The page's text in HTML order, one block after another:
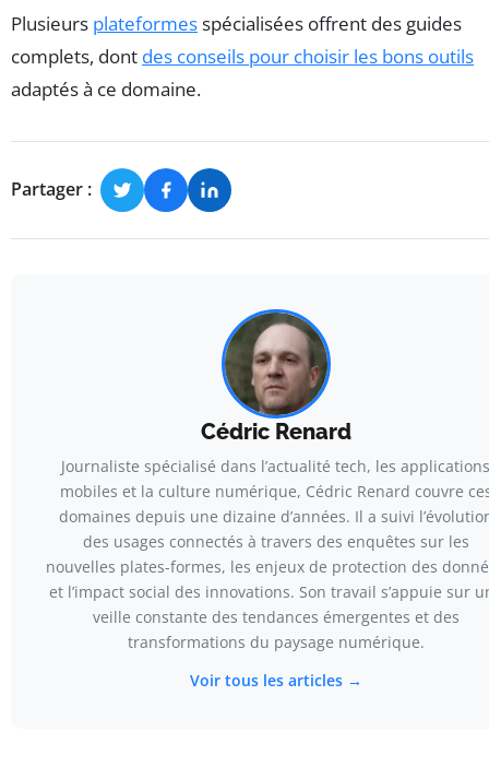
Plusieurs plateformesspécialisées offrent des guides
complets, dont des conseils pour choisir les bons outils
adaptés à ce domaine.
Partager :
Cédric Renard
Journaliste spécialisé dans l’actualité tech, les applications
mobiles et la culture numérique, Cédric Renard couvre
domaines depuis une dizaine d’années. Il a suivi
des usages connectés à travers des enquêtes sur les
nouvelles plates-formes, les enjeux de protection des
et l’impact social des innovations. Son travail s’appuie sur
veille constante des tendances émergentes et des
transformations du paysage numérique.
Voir tous les articles →